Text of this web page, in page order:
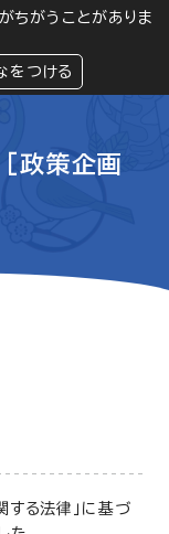
ちがうことがありま
をつける
緊急情報
政策企画
する法律」に基づ